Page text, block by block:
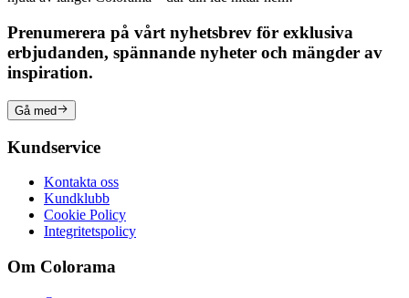
Prenumerera på vårt nyhetsbrev för exklusiva
erbjudanden, spännande nyheter och mängder av
inspiration.
Gå med
Kundservice
Kontakta oss
Kundklubb
Cookie Policy
Integritetspolicy
Om Colorama